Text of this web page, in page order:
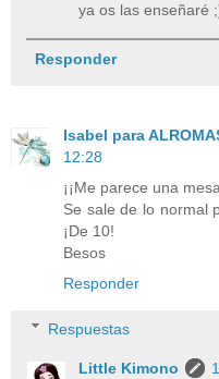
ya os las enseñaré
Responder
Isabel para
12:28
¡¡Me parece una
Se sale de lo normal
¡De 10!
Besos
Responder
Respuestas
Little Kimono